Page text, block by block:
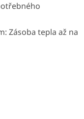
Zásoba tepla až na